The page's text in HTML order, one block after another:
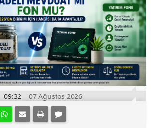
09:32 07 Ağustos 2026